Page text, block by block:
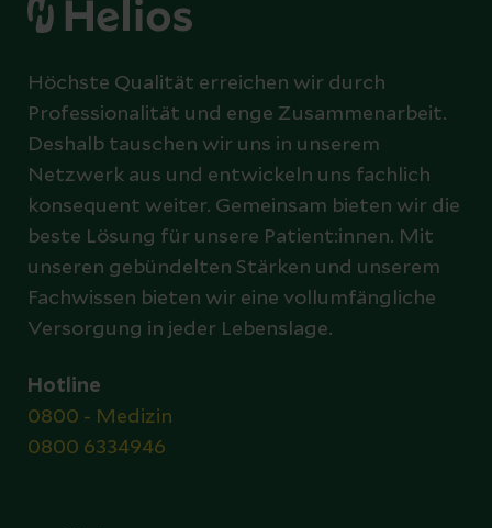
Höchste Qualität erreichen wir durch
Professionalität und enge Zusammenarbeit.
Deshalb tauschen wir uns in unserem
Netzwerk aus und entwickeln uns fachlich
konsequent weiter. Gemeinsam bieten wir die
beste Lösung für unsere Patient:innen. Mit
unseren gebündelten Stärken und unserem
Fachwissen bieten wir eine vollumfängliche
Versorgung in jeder Lebenslage.
Hotline
0800 - Medizin
0800 6334946